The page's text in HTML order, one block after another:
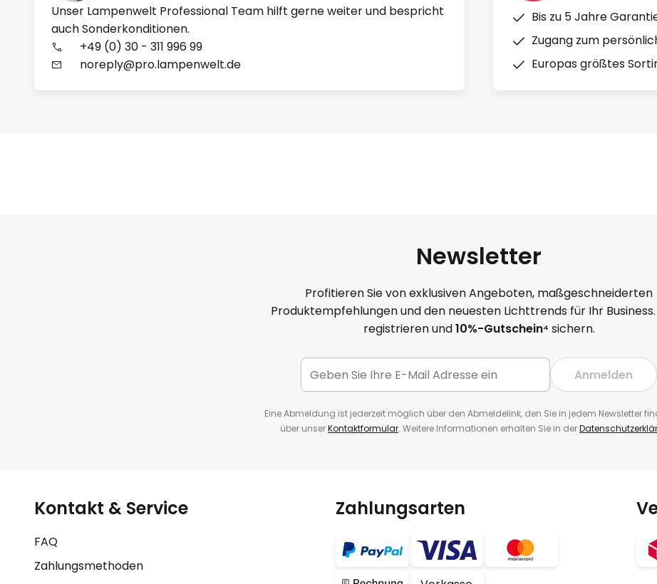
Unser Lampenwelt Professional Team hilft gerne weiter und bespricht
auch Sonderkonditionen.
+49 (0) 30 - 311 996 99
noreply@pro.lampenwelt.de
Bis zu 5 Jahre
Zugang zum
Europas größtes
Newsletter
Profitieren Sie von exklusiven Angeboten, maßgeschneiderten
Produktempfehlungen und den neuesten Lichttrends für Ihr
registrieren und10%-Gutschein⁴ sichern.
Anmelden
Eine Abmeldung ist jederzeit möglich über den Abmeldelink, den Sie in jedem Newsletter
über unserKontaktformular. Weitere Informationen erhalten Sie in der
Kontakt & Service
FAQ
Zahlungsmethoden
Zahlungsarten